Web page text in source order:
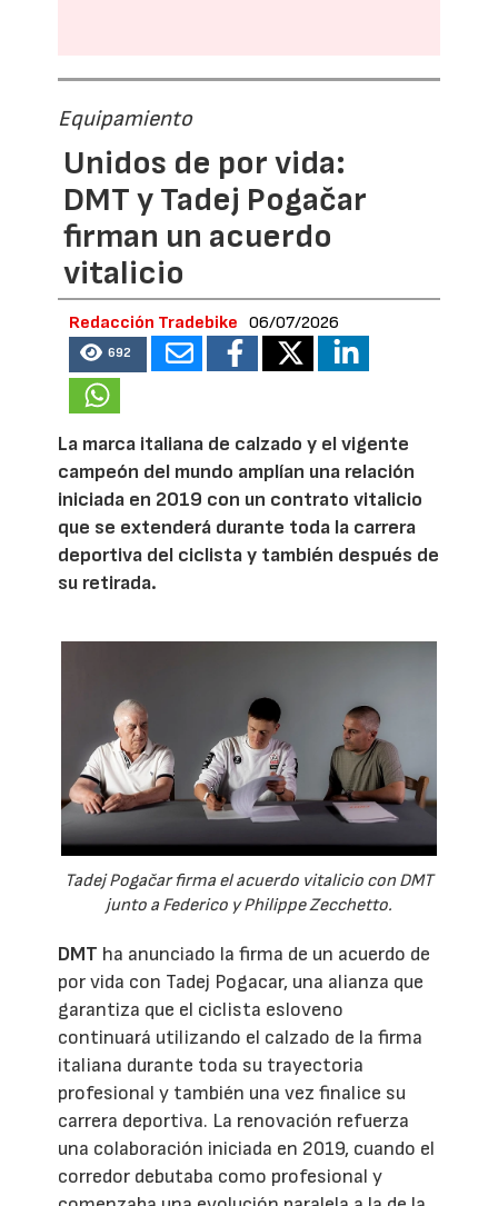
Equipamiento
Unidos de por vida:
DMT y Tadej Pogačar
firman un acuerdo
vitalicio
Redacción Tradebike 06/07/2026
692
La marca italiana de calzado y el vigente
campeón del mundo amplían una relación
iniciada en 2019 con un contrato vitalicio
que se extenderá durante toda la carrera
deportiva del ciclista y también después de
su retirada.
Tadej Pogačar firma el acuerdo vitalicio con DMT
junto a Federico y Philippe Zecchetto.
DMT ha anunciado la firma de un acuerdo de
por vida con Tadej Pogacar, una alianza que
garantiza que el ciclista esloveno
continuará utilizando el calzado de la firma
italiana durante toda su trayectoria
profesional y también una vez finalice su
carrera deportiva. La renovación refuerza
una colaboración iniciada en 2019, cuando el
corredor debutaba como profesional y